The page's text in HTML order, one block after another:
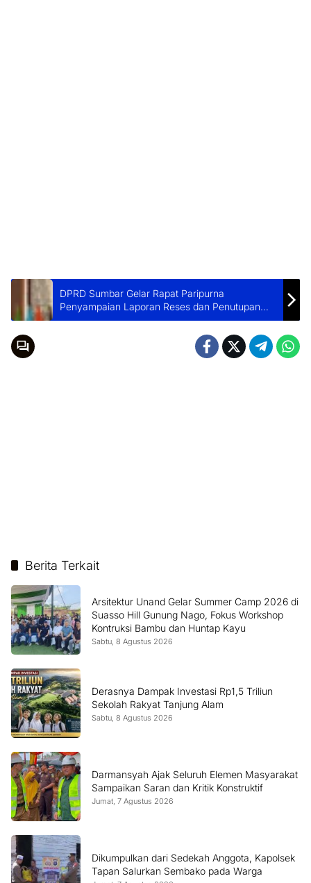
DPRD Sumbar Gelar Rapat Paripurna
Penyampaian Laporan Reses dan Penutupan
Masa Sidang Pertama
Berita Terkait
Arsitektur Unand Gelar Summer Camp 2026 di
Suasso Hill Gunung Nago, Fokus Workshop
Kontruksi Bambu dan Huntap Kayu
Sabtu, 8 Agustus 2026
Derasnya Dampak Investasi Rp1,5 Triliun
Sekolah Rakyat Tanjung Alam
Sabtu, 8 Agustus 2026
Darmansyah Ajak Seluruh Elemen Masyarakat
Sampaikan Saran dan Kritik Konstruktif
Jumat, 7 Agustus 2026
Dikumpulkan dari Sedekah Anggota, Kapolsek
Tapan Salurkan Sembako pada Warga